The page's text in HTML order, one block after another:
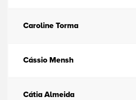
Caroline Torma
Cássio Mensh
Cátia Almeida